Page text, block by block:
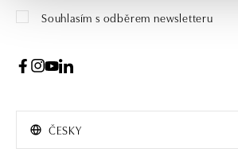
Souhlasím s odběrem newsletteru
ČESKY